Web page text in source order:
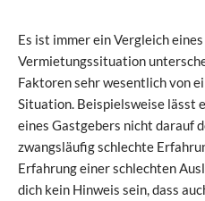
Es ist immer ein Vergleich
Vermietungssituation
Faktoren sehr wesentlich von
Situation. Beispielsweise lässt
eines Gastgebers nicht darauf
zwangsläufig schlechte
Erfahrung einer schlechten
dich kein Hinweis sein, dass